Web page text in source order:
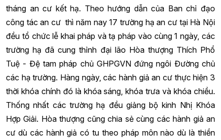
tháng an cư kết hạ. Theo hướng dẫn của Ban chỉ đạo
công tác an cư thì năm nay 17 trường hạ an cư tại Hà Nội
đều tổ chức lễ khai pháp và tạ pháp vào cùng 1 ngày, các
trường hạ đã cung thỉnh đại lão Hòa thượng Thích Phổ
Tuệ - Đệ tam pháp chủ GHPGVN đứng ngôi Đường chủ
các hạ trường. Hàng ngày, các hành giả an cư thực hiện 3
thời khóa chính đó là khóa sáng, khóa trưa và khóa chiều.
Thống nhất các trường hạ đều giảng bộ kinh Nhị Khóa
Hợp Giải. Hòa thượng cũng chia sẻ cùng các hành giả an
cư dù các hành giả có tu theo pháp môn nào dù là thiền